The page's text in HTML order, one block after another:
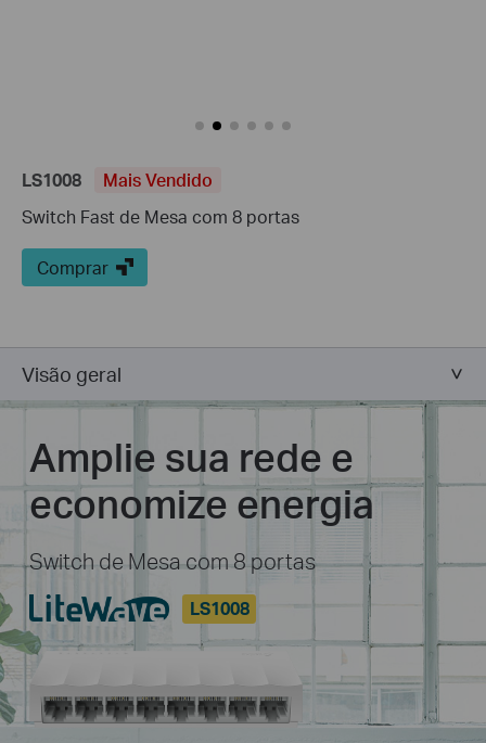
LS1008
Mais Vendido
Switch Fast de Mesa com 8 portas
Comprar
Visão geral
Amplie sua rede e
economize energia
Switch de Mesa com 8 portas
LS1008